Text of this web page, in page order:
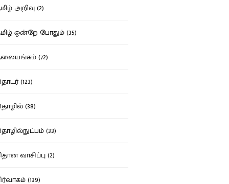
அறிவு (2)
ஒன்றே போதும் (35)
(72)
(123)
(38)
(33)
வாசிப்பு (2)
(139)